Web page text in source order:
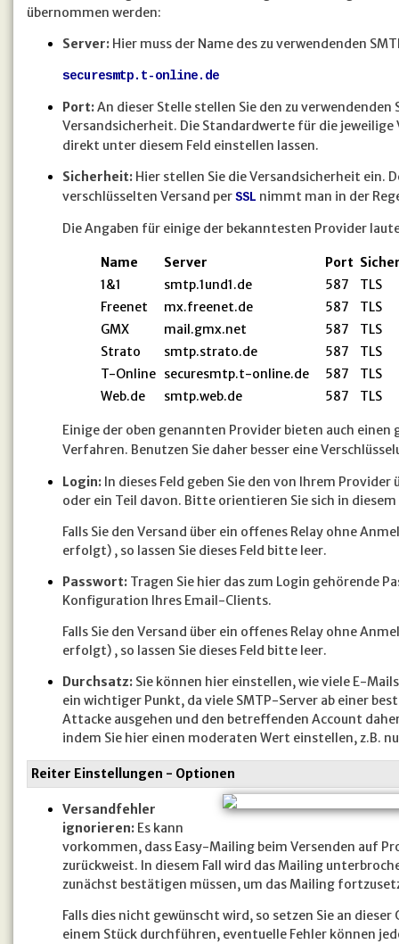
übernommen werden:
Server: Hier muss der Name des zu verwendenden
securesmtp.t-online.de
Port:An dieser Stelle stellen Sie den zu
Versandsicherheit. Die Standardwerte für die
direkt unter diesem Feld einstellen lassen.
Sicherheit: Hier stellen Sie die Versandsicherheit ein.
verschlüsselten Versand perSSL nimmt man in der
Die Angaben für einige der bekanntesten Provider
Name Server Port
1&1
smtp.1und1.de 587
TLS
Freenet
mx.freenet.de 587
TLS
GMX
mail.gmx.net 587
TLS
Strato
smtp.strato.de 587
TLS
T-Online securesmtp.t-online.de 587
TLS
Web.de
smtp.web.de 587 TLS
Einige der oben genannten Provider bieten auch einen
Verfahren. Benutzen Sie daher besser eine
Login: In dieses Feld geben Sie den von Ihrem
oder ein Teil davon. Bitte orientieren Sie sich in
Falls Sie den Versand über ein offenes Relay ohne
erfolgt) , so lassen Sie dieses Feld bitte leer.
Passwort: Tragen Sie hier das zum Login gehörende
Konfiguration Ihres Email-Clients.
Falls Sie den Versand über ein offenes Relay ohne
erfolgt) , so lassen Sie dieses Feld bitte leer.
Durchsatz: Sie können hier einstellen, wie viele E-
ein wichtiger Punkt, da viele SMTP-Server ab einer
Attacke ausgehen und den betreffenden Account
indem Sie hier einen moderaten Wert einstellen, z.B.
Reiter Einstellungen - Optionen
Versandfehler
ignorieren: Es kann
vorkommen, dass Easy-Mailing beim Versenden auf
zurückweist. In diesem Fall wird das Mailing
zunächst bestätigen müssen, um das Mailing
Falls dies nicht gewünscht wird, so setzen Sie an
einem Stück durchführen, eventuelle Fehler können